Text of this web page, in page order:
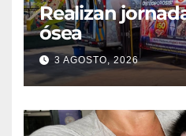
Realizan
ósea
3 AGOSTO, 2026